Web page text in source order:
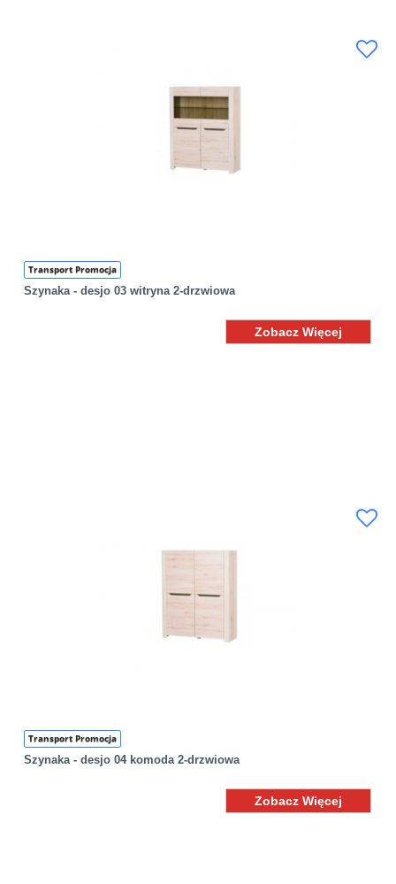
Transport Promocja
Szynaka - desjo 03 witryna 2-drzwiowa
Zobacz Więcej
Transport Promocja
Szynaka - desjo 04 komoda 2-drzwiowa
Zobacz Więcej